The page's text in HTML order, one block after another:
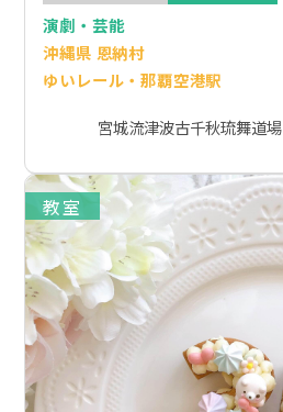
演劇・芸能
沖縄県 恩納村
ゆいレール・那覇空港駅
宮城流津波古千秋琉舞道場
教室